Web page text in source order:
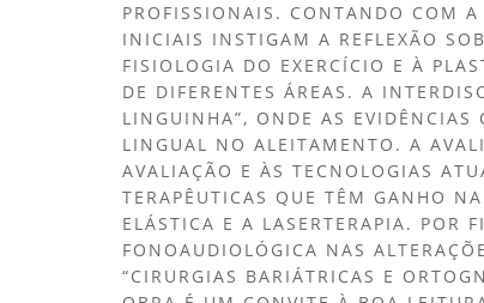
PROFISSIONAIS. CONTANDO COM
INICIAIS INSTIGAM A REFLEXÃO
FISIOLOGIA DO EXERCÍCIO E À
DE DIFERENTES ÁREAS. A
LINGUINHA”, ONDE AS EVIDÊNCIAS
LINGUAL NO ALEITAMENTO. A
AVALIAÇÃO E ÀS TECNOLOGIAS
TERAPÊUTICAS QUE TÊM GANHO
ELÁSTICA E A LASERTERAPIA. POR
FONOAUDIOLÓGICA NAS
“CIRURGIAS BARIÁTRICAS E